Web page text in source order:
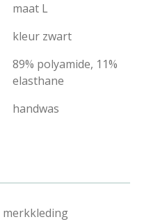
maat L
kleur zwart
89% polyamide, 11%
elasthane
handwas
merkkleding